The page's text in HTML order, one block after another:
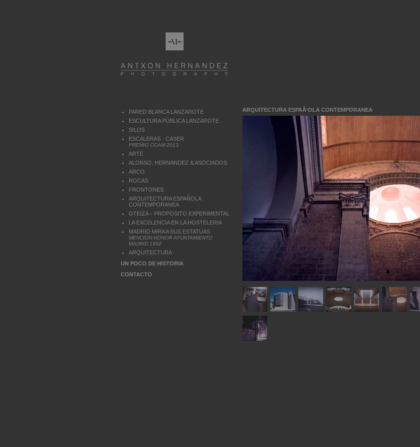
PARED BLANCA LANZAROTE
ESCULTURA PÚBLICA LANZAROTE
SILOS
ESCALERAS - CASER
PREMIO COAM 2013
ARTE
ALONSO, HERNANDEZ & ASOCIADOS
ARCO
ROCAS
FRONTONES
ARQUITECTURA ESPAÑOLA
CONTEMPORANEA
OTEIZA – PROPOSITO EXPERIMENTAL
LA EXCELENCIA EN LA HOSTELERIA
MADRID MIRA A SUS ESTATUAS
MENCION HONOR AYUNTAMIENTO
MADRID 1992
ARQUITECTURA
UN POCO DE HISTORIA
CONTACTO
ARQUITECTURA ESPAÃ‘OLA CONTEMPORANEA